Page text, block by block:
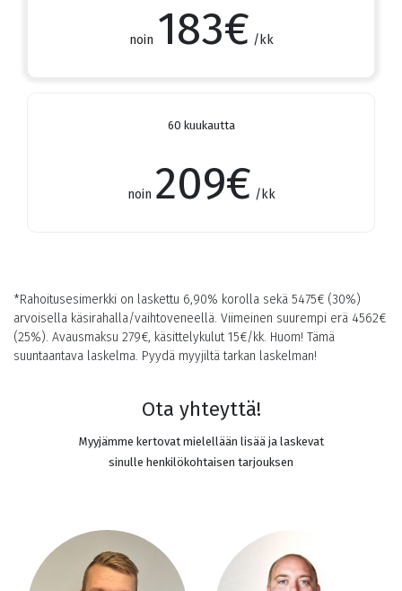
noin 183€ /kk
60 kuukautta
noin 209€ /kk
*Rahoitusesimerkki on laskettu 6,90% korolla sekä 5475€ (30%)
arvoisella käsirahalla/vaihtoveneellä. Viimeinen suurempi erä 4562€
(25%). Avausmaksu 279€, käsittelykulut 15€/kk. Huom! Tämä
suuntaantava laskelma. Pyydä myyjiltä tarkan laskelman!
Ota yhteyttä!
Myyjämme kertovat mielellään lisää ja laskevat
sinulle henkilökohtaisen tarjouksen